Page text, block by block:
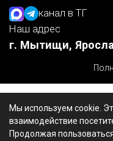
Мы используем cookie.
взаимодействие
Продолжая
канал в ТГ
Наш адрес
г. Мытищи,